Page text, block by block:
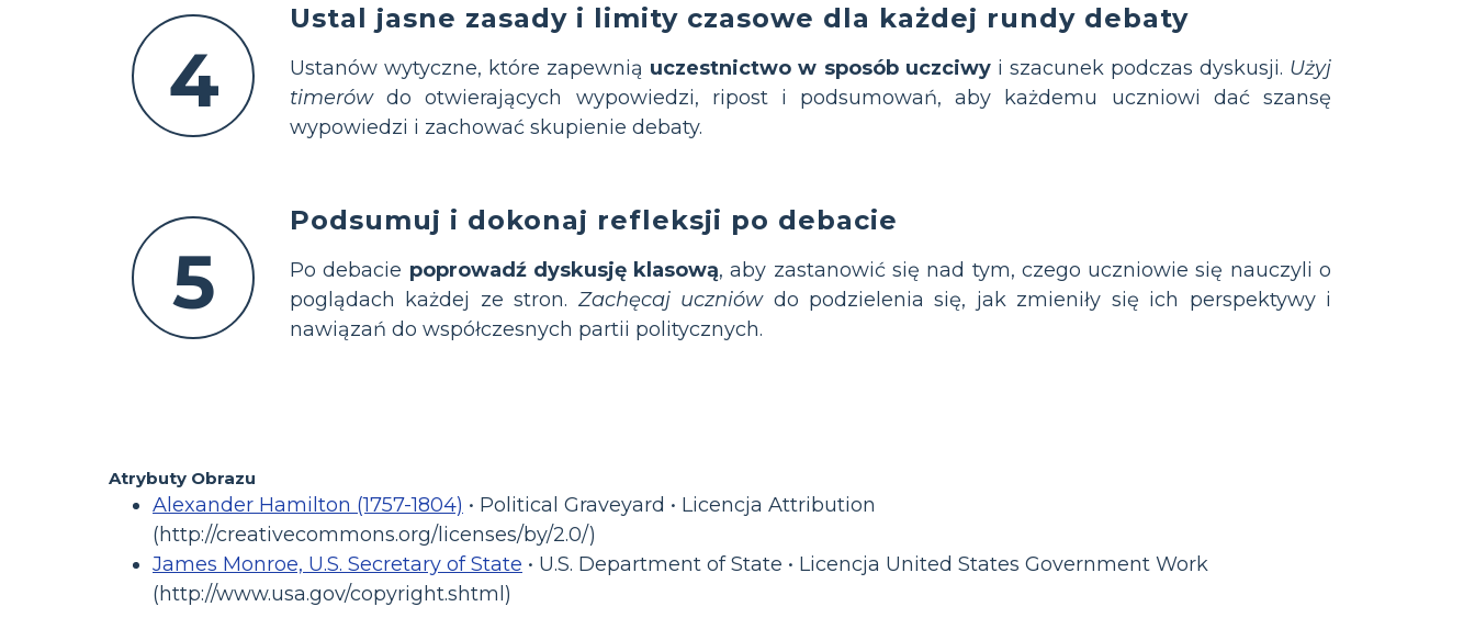
4
Ustal jasne zasady i limity czasowe dla każdej rundy debaty
Ustanów wytyczne, które zapewnią uczestnictwo w sposób uczciwyi szacunek podczas dyskusji. Użyj
timerówdo otwierających wypowiedzi, ripost i podsumowań, aby każdemu uczniowi dać szansę
wypowiedzi i zachować skupienie debaty.
5
Podsumuj i dokonaj refleksji po debacie
Po debacie poprowadź dyskusję klasową, aby zastanowić się nad tym, czego uczniowie się nauczyli o
poglądach każdej ze stron. Zachęcaj uczniówdo podzielenia się, jak zmieniły się ich perspektywy i
nawiązań do współczesnych partii politycznych.
Atrybuty Obrazu
Alexander Hamilton (1757-1804) • Political Graveyard • Licencja Attribution
(http://creativecommons.org/licenses/by/2.0/)
James Monroe, U.S. Secretary of State • U.S. Department of State • Licencja United States Government Work
(http://www.usa.gov/copyright.shtml)